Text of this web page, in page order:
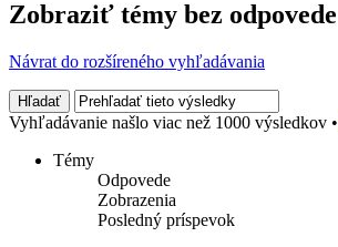
Zobraziť témy bez odpovede
Návrat do rozšíreného vyhľadávania
Vyhľadávanie našlo viac než 1000 výsledkov •
Témy
Odpovede
Zobrazenia
Posledný príspevok